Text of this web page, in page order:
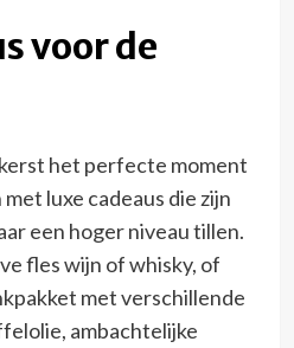
voor de
het perfecte moment
luxe cadeaus die zijn
een hoger niveau tillen.
fles wijn of whisky, of
met verschillende
ambachtelijke